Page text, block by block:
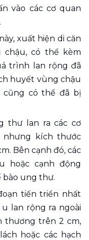
vào các cơ quan
xuất hiện di căn
chậu, có thể kèm
trình lan rộng đã
huyết vùng chậu
cũng có thể đã bị
thư lan ra các cơ
nhưng kích thước
Bên cạnh đó, các
hoặc cạnh động
bào ung thư.
tiến triển nhất
lan rộng ra ngoài
thương trên 2 cm,
hoặc các hạch